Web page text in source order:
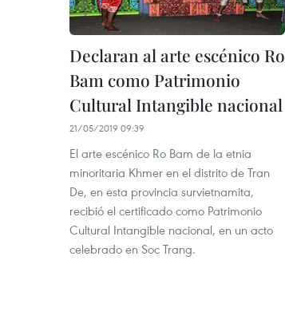
Declaran al arte escénico Ro
Bam como Patrimonio
Cultural Intangible nacional
21/05/2019 09:39
El arte escénico Ro Bam de la etnia
minoritaria Khmer en el distrito de Tran
De, en esta provincia survietnamita,
recibió el certificado como Patrimonio
Cultural Intangible nacional, en un acto
celebrado en Soc Trang.